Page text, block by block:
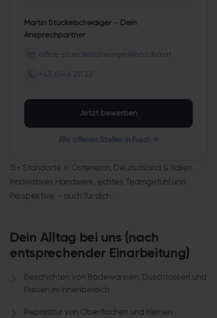
15+ Standorte in Österreich, Deutschland & Italien.
Innovatives Handwerk, echtes Teamgefühl und
Perspektive – auch für dich.
Dein Alltag bei uns (nach
entsprechender Einarbeitung)
Beschichten von Badewannen, Duschtassen und
Fliesen im Innenbereich
Reparatur von Oberflächen und kleinen
Martin Stückelschwaiger – Dein
Ansprechpartner
office-stueckelschwaiger@bazuba.at
+43 6546 211 33
Jetzt bewerben
Alle offenen Stellen in Fusch →